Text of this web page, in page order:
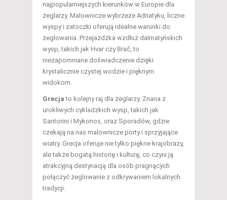
najpopularniejszych kierunków w Europie dla
żeglarzy. Malownicze wybrzeże Adriatyku, liczne
wyspy i zatoczki oferują idealne warunki do
żeglowania. Przejażdżka wzdłuż dalmatyńskich
wysp, takich jak Hvar czy Brač, to
niezapomniane doświadczenie dzięki
krystalicznie czystej wodzie i pięknym
widokom.
Grecja to kolejny raj dla żeglarzy. Znana z
urokliwych cykladzkich wysp, takich jak
Santorini i Mykonos, oraz Sporadów, gdzie
czekają na nas malownicze porty i sprzyjające
wiatry. Grecja oferuje nie tylko piękne krajobrazy,
ale także bogatą historię i kulturę, co czyni ją
atrakcyjną destynacją dla osób pragnących
połączyć żeglowanie z odkrywaniem lokalnych
tradycji.